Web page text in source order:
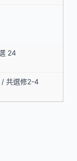
24
/ 共選修2-4